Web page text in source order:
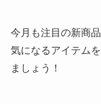
今月も注目の新商
気になるアイテム
ましょう！